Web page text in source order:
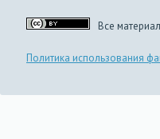
Все
Политика использования